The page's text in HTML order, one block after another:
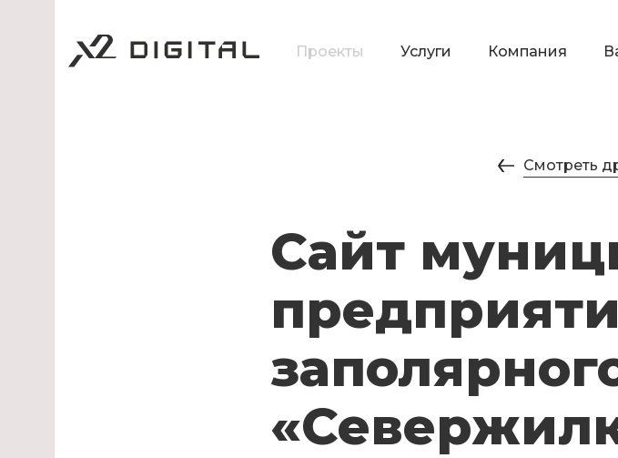
Проекты Услуги Компания
Смотреть
Сайт